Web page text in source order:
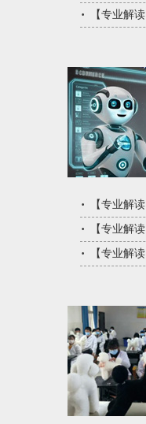
【专业解读
【专业解读
【专业解读
【专业解读